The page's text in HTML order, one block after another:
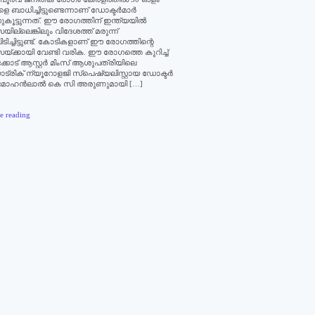
ബാധിച്ചിട്ടുണ്ടെന്നാണ് ഡോക്ടര്‍മാര്‍
ഈ രോഗത്തിന് ഇന്ത്യയില്‍
വിദേശത്ത് മരുന്ന്
കോടികളാണ് ഈ രോഗത്തിന്റെ
വേണ്ടി വരിക. ഈ രോഗത്തെ കുറിച്ച്
ആസ്റ്റര്‍ മിംസ് ആശുപത്രിയിലെ
ന്യൂറോളജി സ്‌പെഷ്യലിസ്റ്റായ ഡോക്ടര്‍
മോഹന്‍ലാല്‍ കെ സി അരുണുമായി […]
reading